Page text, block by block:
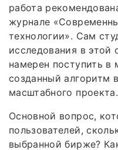
работа
журнале
технологии». Сам
исследования в
намерен поступить в
созданный алгоритм
масштабного проекта.
Основной вопрос,
пользователей,
выбранной бирже?